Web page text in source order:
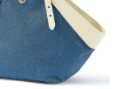
財布／小物
財布／コイン